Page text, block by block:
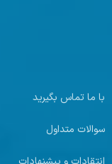
با ما تماس بگیرید
سوالات متداول